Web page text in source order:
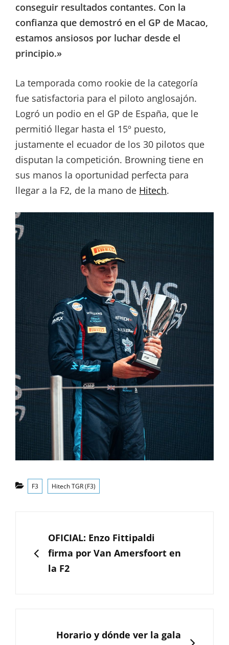
conseguir resultados contantes. Con la
confianza que demostró en el GP de Macao,
estamos ansiosos por luchar desde el
principio.»
La temporada como rookie de la categoría
fue satisfactoria para el piloto anglosajón.
Logró un podio en el GP de España, que le
permitió llegar hasta el 15º puesto,
justamente el ecuador de los 30 pilotos que
disputan la competición. Browning tiene en
sus manos la oportunidad perfecta para
llegar a la F2, de la mano de Hitech.
Categorías
F3 Hitech TGR (F3)
entradas
ANTERIOR
OFICIAL: Enzo Fittipaldi
firma por Van Amersfoort en
la F2
SIGUIENTE
Horario y dónde ver la gala